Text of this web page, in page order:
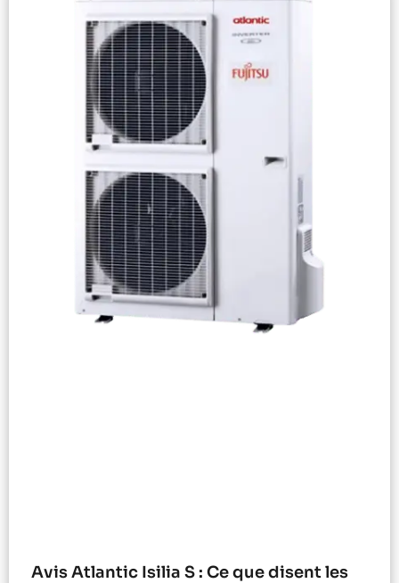
Avis Atlantic Isilia S : Ce que disent les